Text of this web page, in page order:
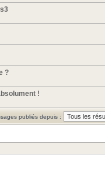
?
!
publiés depuis :